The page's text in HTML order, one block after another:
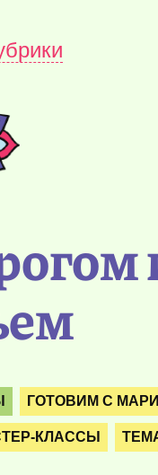
ГОТОВИМ С
КЛАССЫ